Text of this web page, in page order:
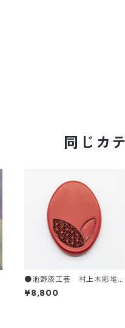
同じカ
●池野漆工芸 村上木彫堆
朱 姫鏡 地紋
¥8,800